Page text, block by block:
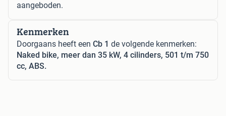
aangeboden.
Kenmerken
Doorgaans heeft een Cb 1 de volgende kenmerken:
Naked bike, meer dan 35 kW, 4 cilinders, 501 t/m 750
cc, ABS.